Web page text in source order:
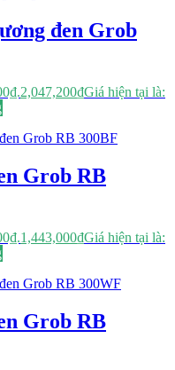
đen Grob
2,047,200₫Giá hiện tại là:
Grob RB
1,443,000₫Giá hiện tại là:
Grob RB